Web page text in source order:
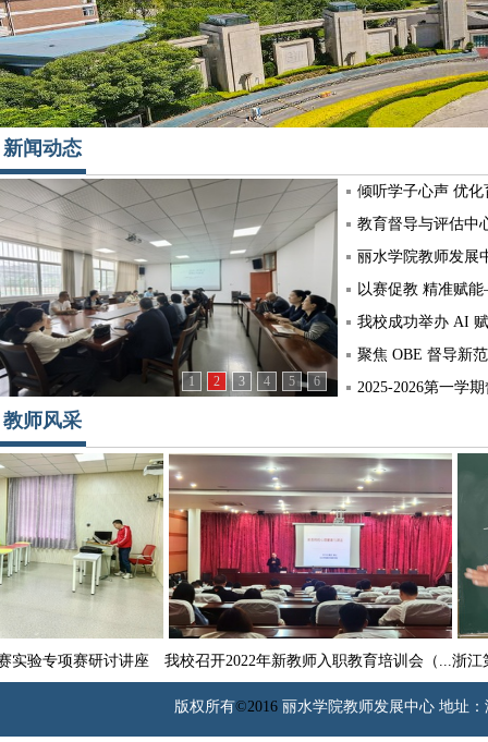
新闻动态
1 2 3 4 5 6
倾听学子心声 优
教育督导与评估中
丽水学院教师发展
以赛促教 精准赋
我校成功举办 AI
聚焦 OBE 督导新
2025-2026第一学
教师风采
验专项赛研讨讲座 我校召开2022年新教师入职教育培训会（...浙江
版权所有©2016 丽水学院教师发展中心 地址